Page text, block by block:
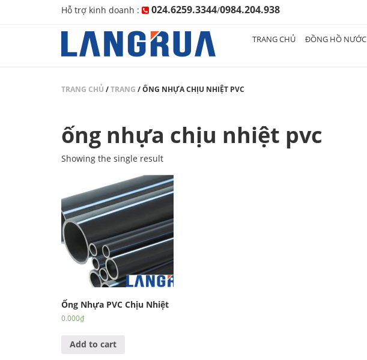
Hỗ trợ kinh doanh : 024.6259.3344/0984.204.938
TRANG CHỦ ĐỒNG HỒ NƯỚC
TRANG CHỦ /TRANG /ỐNG NHỰA CHỊU NHIỆT PVC
ống nhựa chịu nhiệt pvc
Showing the single result
Ống Nhựa PVC Chịu Nhiệt
0.000₫
Add to cart